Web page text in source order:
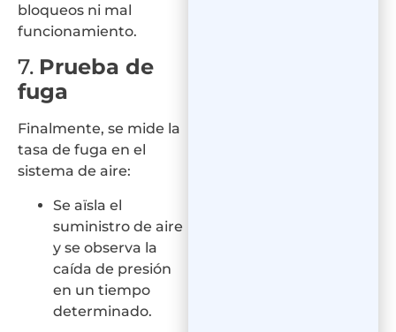
bloqueos ni mal
funcionamiento.
7. Prueba de
fuga
Finalmente, se mide la
tasa de fuga en el
sistema de aire:
Se aïsla el
suministro de aire
y se observa la
caída de presión
en un tiempo
determinado.